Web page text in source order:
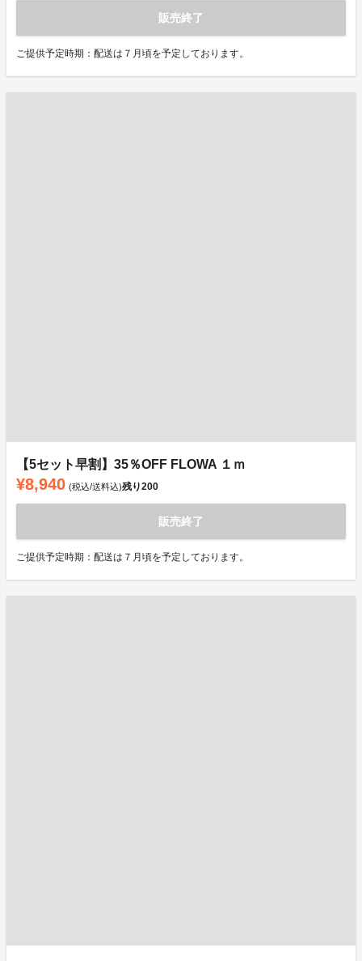
販売終了
ご提供予定時期：配送は７月頃を予定しております。
【5セット早割】35％OFF FLOWA １ｍ
¥8,940 (税込/送料込)残り200
販売終了
ご提供予定時期：配送は７月頃を予定しております。